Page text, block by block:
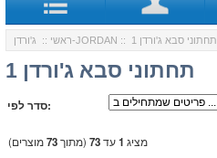
ראשי :: ג'ורדן-JORDAN :: תחתוני סבא ג'ורדן 1
תחתוני סבא ג'ורדן 1
סדר לפי:
מציג 1עד73 (מתוך73מוצרים)